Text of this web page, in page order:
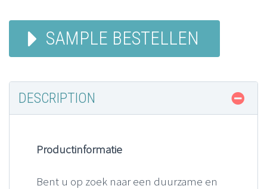
SAMPLE BESTELLEN
DESCRIPTION
Productinformatie
Bent u op zoek naar een duurzame en